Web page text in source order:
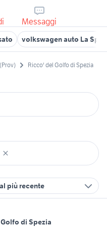
Messaggi
volkswagen auto La
Ricco' del Golfo di Spezia
più recente
di Spezia